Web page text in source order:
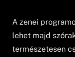
A zenei
lehet majd
természetesen